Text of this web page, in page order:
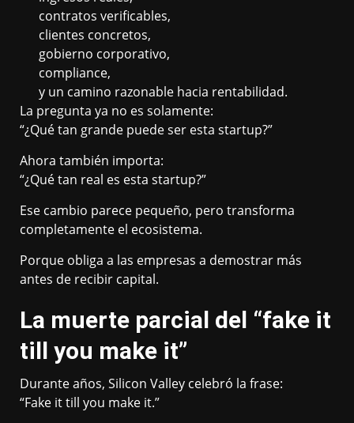
contratos verificables,
clientes concretos,
gobierno corporativo,
compliance,
y un camino razonable hacia rentabilidad.
La pregunta ya no es solamente:
“¿Qué tan grande puede ser esta startup?”
Ahora también importa:
“¿Qué tan real es esta startup?”
Ese cambio parece pequeño, pero transforma
completamente el ecosistema.
Porque obliga a las empresas a demostrar más
antes de recibir capital.
La muerte parcial del “fake it
till you make it”
Durante años, Silicon Valley celebró la frase:
“Fake it till you make it.”